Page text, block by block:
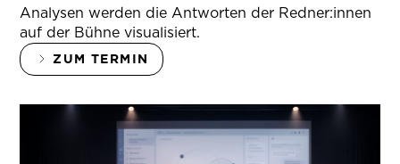
Analysen werden die Antworten der Redner:innen
auf der Bühne visualisiert.
ZUM TERMIN